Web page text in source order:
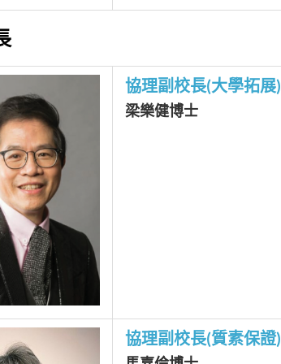
協理副校長(大學拓展)
梁樂健博士
協理副校長(質素保證)